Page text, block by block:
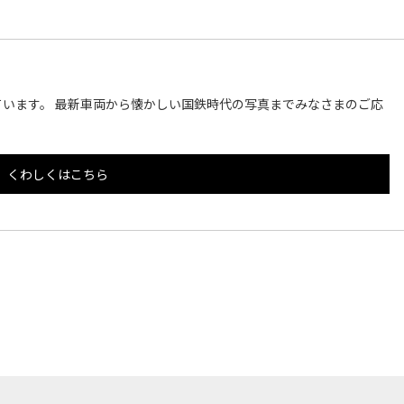
ます。 最新車両から懐かしい国鉄時代の写真までみなさまのご応
くわしくはこちら